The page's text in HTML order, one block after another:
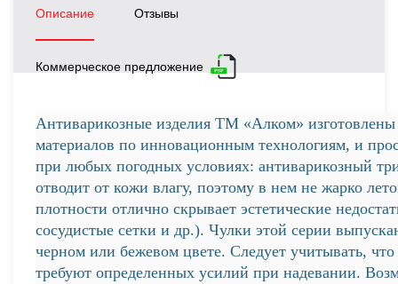
Описание Отзывы
Коммерческое предложение
Антиварикозные изделия ТМ «Алком»
материалов по инновационным технологиям, и
при любых погодных условиях: антиварикозный
отводит от кожи влагу, поэтому в нем не жарко
плотности отлично скрывает эстетические
сосудистые сетки и др.). Чулки этой серии
черном или бежевом цвете. Следует учитывать, что
требуют определенных усилий при надевании.